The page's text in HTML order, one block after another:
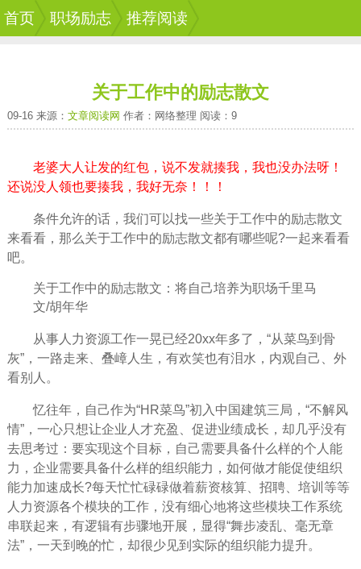
首页 职场励志 推荐阅读
关于工作中的励志散文
09-16 来源： 文章阅读网 作者：网络整理 阅读：9
老婆大人让发的红包，说不发就揍我，我也没办法呀！
还说没人领也要揍我，我好无奈！！！
条件允许的话，我们可以找一些关于工作中的励志散文
来看看，那么关于工作中的励志散文都有哪些呢?一起来看看
吧。
关于工作中的励志散文：将自己培养为职场千里马
文/胡年华
从事人力资源工作一晃已经20xx年多了，“从菜鸟到骨
灰”，一路走来、叠嶂人生 ，有欢笑也有泪水，内观自己、外
看别人。
忆往年，自己作为“HR菜鸟”初入中国建筑三局，“不解风
情”，一心只想让企业人才充盈、促进业绩成长，却几乎没有
去思考过：要实现这个 目标，自己需要具备什么样的个人能
力，企业需要具备什么样的组织能力，如何做才能促使组织
能力加速成长?每天忙忙碌碌做着薪资核算、招聘、培训等等
人力资源各个模块的工作，没有细心地将这些模块工作系统
串联起来，有逻辑有步骤地开展，显得“舞步凌乱、毫无章
法”，一天到晚的忙，却很少见到实际的组织能力提升。